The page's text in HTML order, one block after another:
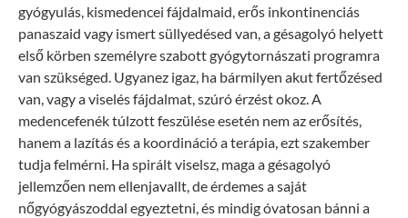
gyógyulás, kismedencei fájdalmaid, erős inkontinenciás
panaszaid vagy ismert süllyedésed van, a gésagolyó helyett
első körben személyre szabott gyógytornászati programra
van szükséged. Ugyanez igaz, ha bármilyen akut fertőzésed
van, vagy a viselés fájdalmat, szúró érzést okoz. A
medencefenék túlzott feszülése esetén nem az erősítés,
hanem a lazítás és a koordináció a terápia, ezt szakember
tudja felmérni. Ha spirált viselsz, maga a gésagolyó
jellemzően nem ellenjavallt, de érdemes a saját
nőgyógyászoddal egyeztetni, és mindig óvatosan bánni a